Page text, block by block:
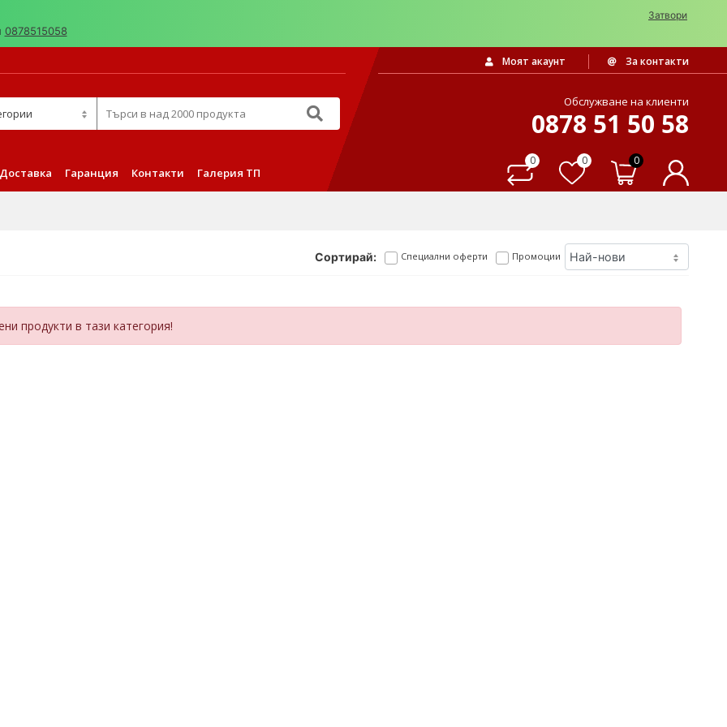
0878515058
Затвори
Моят акаунт За контакти
2000 продукта Обслужване на клиенти
0878 51 50 58
Доставка Гаранция Контакти Галерия ТП
0 0 0
Сортирай: Специални оферти Промоции
продукти в тази категория!